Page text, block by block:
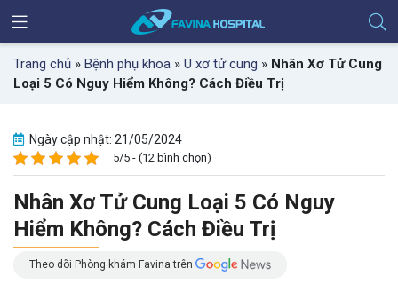
Trang chủ » Bệnh phụ khoa » U xơ tử cung » Nhân Xơ Tử Cung
Loại 5 Có Nguy Hiểm Không? Cách Điều Trị
Ngày cập nhật: 21/05/2024
5/5 - (12 bình chọn)
Nhân Xơ Tử Cung Loại 5 Có Nguy
Hiểm Không? Cách Điều Trị
Theo dõi Phòng khám Favina trên